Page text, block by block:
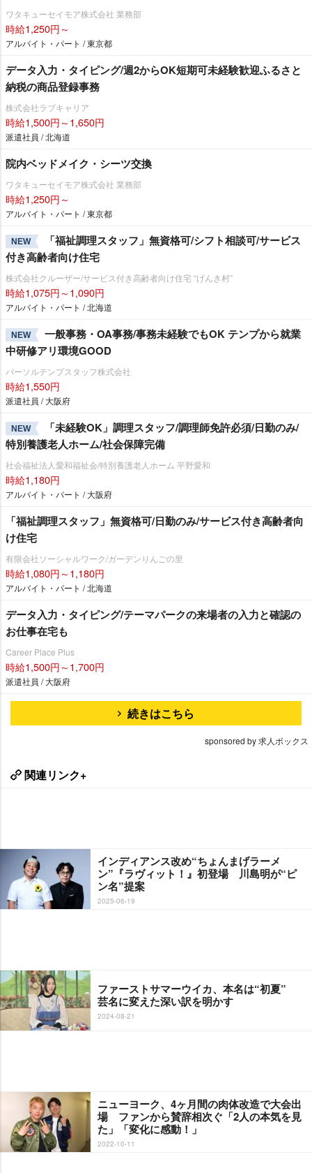
ワタキューセイモア株式会社 業務部
時給1,250円～
アルバイト・パート / 東京都
データ入力・タイピング/週2からOK短期可未経験歓迎ふるさと
納税の商品登録事務
株式会社ラブキャリア
時給1,500円～1,650円
派遣社員 / 北海道
院内ベッドメイク・シーツ交換
ワタキューセイモア株式会社 業務部
時給1,250円～
アルバイト・パート / 東京都
NEW
「福祉調理スタッフ」無資格可/シフト相談可/サービス
付き高齢者向け住宅
株式会社クルーザー/サービス付き高齢者向け住宅 “げんき村”
時給1,075円～1,090円
アルバイト・パート / 北海道
NEW
一般事務・OA事務/事務未経験でもOK テンプから就業
中研修アリ環境GOOD
パーソルテンプスタッフ株式会社
時給1,550円
派遣社員 / 大阪府
NEW
「未経験OK」調理スタッフ/調理師免許必須/日勤のみ/
特別養護老人ホーム/社会保障完備
社会福祉法人愛和福祉会/特別養護老人ホーム 平野愛和
時給1,180円
アルバイト・パート / 大阪府
「福祉調理スタッフ」無資格可/日勤のみ/サービス付き高齢者向
け住宅
有限会社ソーシャルワーク/ガーデンりんごの里
時給1,080円～1,180円
アルバイト・パート / 北海道
データ入力・タイピング/テーマパークの来場者の入力と確認の
お仕事在宅も
Career Place Plus
時給1,500円～1,700円
派遣社員 / 大阪府
続きはこちら
sponsored by 求人ボックス
関連リンク+
インディアンス改め“ちょんまげラーメ
ン”『ラヴィット！』初登場 川島明が“ピ
ン名”提案
2025-06-19
ファーストサマーウイカ、本名は“初夏”
芸名に変えた深い訳を明かす
2024-08-21
ニューヨーク、4ヶ月間の肉体改造で大会出
場 ファンから賛辞相次ぐ「2人の本気を見
た」「変化に感動！」
2022-10-11